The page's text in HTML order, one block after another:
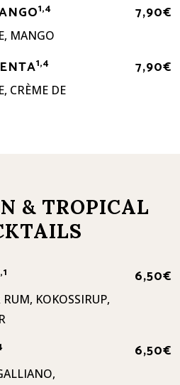
1,4
MANGO
7,90€
1,4
CRÈME DE
7,90€
& TROPICAL
KOKOSSIRUP,
6,50€
6,50€